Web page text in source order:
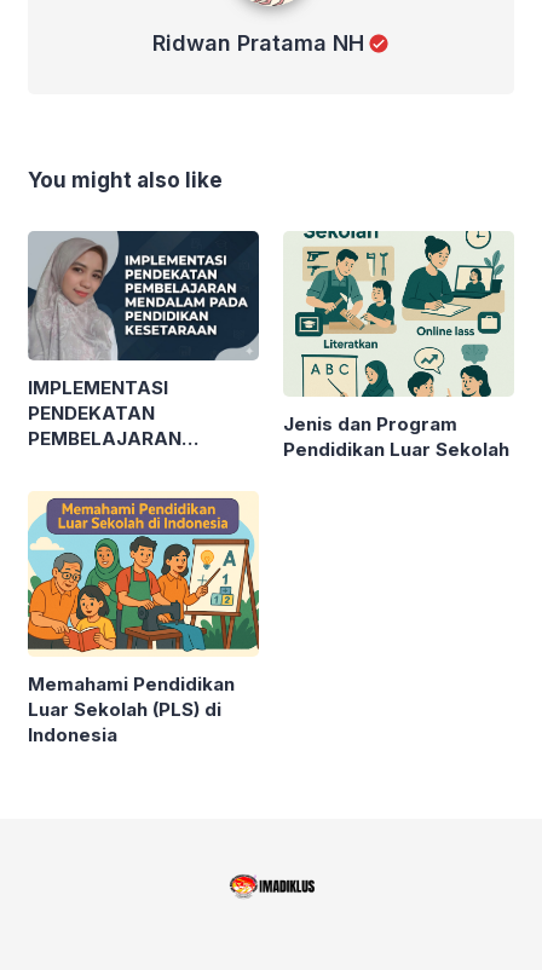
Ridwan Pratama NH
You might also like
IMPLEMENTASI
PENDEKATAN
PEMBELAJARAN
PENDIDIKAN
KESETARAAN
Jenis dan Program
Pendidikan Luar Sekolah
Memahami Pendidikan
Luar Sekolah (PLS) di
Indonesia